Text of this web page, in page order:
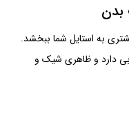
بدن
به استایل شما ببخشد.
دارد و ظاهری شیک و